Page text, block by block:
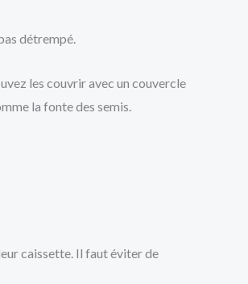
détrempé.
les couvrir avec un couvercle
la fonte des semis.
caissette. Il faut éviter de